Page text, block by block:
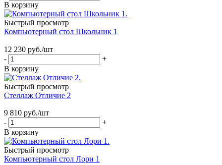
В корзину
Быстрый просмотр
Компьютерный стол Школьник 1
12 230 руб./шт
-
+
В корзину
Быстрый просмотр
Стеллаж Отличие 2
9 810 руб./шт
-
+
В корзину
Быстрый просмотр
Компьютерный стол Лори 1